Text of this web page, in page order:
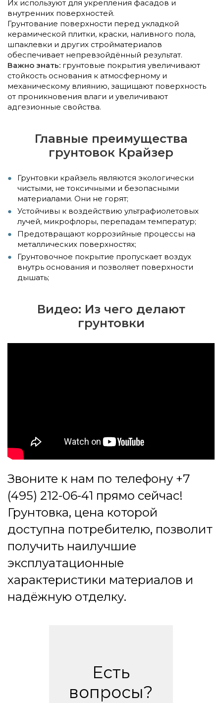
Их используют для укрепления фасадов и
внутренних поверхностей.
Грунтование поверхности перед укладкой
керамической плитки, краски, наливного пола,
шпаклевки и других стройматериалов
обеспечивает непревзойдённый результат.
Важно знать: грунтовые покрытия увеличивают
стойкость основания к атмосферному и
механическому влиянию, защищают поверхность
от проникновения влаги и увеличивают
адгезионные свойства.
Главные преимущества
грунтовок Крайзер
Грунтовки крайзель являются экологически
чистыми, не токсичными и безопасными
материалами. Они не горят;
Устойчивы к воздействию ультрафиолетовых
лучей, микрофлоры, перепадам температур;
Предотвращают коррозийные процессы на
металлических поверхностях;
Грунтовочное покрытие пропускает воздух
внутрь основания и позволяет поверхности
дышать;
Видео: Из чего делают
грунтовки
Звоните к нам по телефону +7
(495) 212-06-41 прямо сейчас!
Грунтовка, цена которой
доступна потребителю, позволит
получить наилучшие
эксплуатационные
характеристики материалов и
надёжную отделку.
Есть
вопросы?